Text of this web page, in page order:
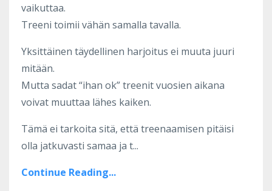
vaikuttaa.
Treeni toimii vähän samalla tavalla.
Yksittäinen täydellinen harjoitus ei muuta juuri
mitään.
Mutta sadat “ihan ok” treenit vuosien aikana
voivat muuttaa lähes kaiken.
Tämä ei tarkoita sitä, että treenaamisen pitäisi
olla jatkuvasti samaa ja t...
Continue Reading...